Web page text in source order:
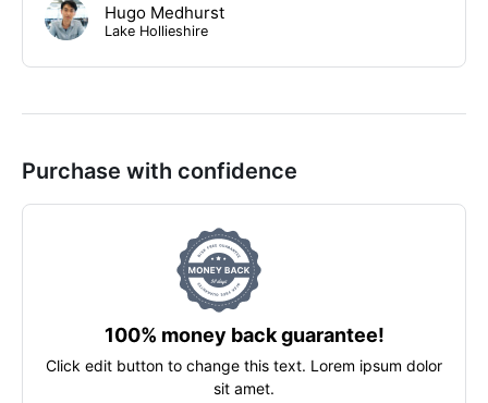
Hugo Medhurst
Lake Hollieshire
Purchase with confidence
100% money back guarantee!
Click edit button to change this text. Lorem ipsum dolor
sit amet.